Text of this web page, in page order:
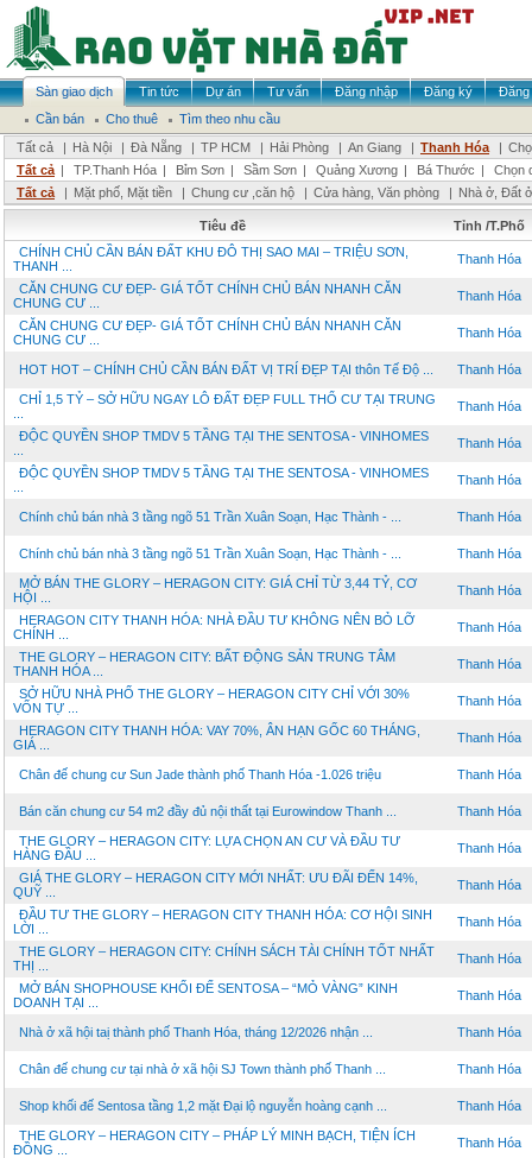
Sàn giao dịch Tin tức Dự án Tư vấn Đăng nhập Đăng ký
Đăng
Cần bán
Cho thuê
Tìm theo nhu cầu
Tất cả
| Hà Nội | Đà Nẵng | TP HCM | Hải Phòng | An Giang | Thanh Hóa |
Tất cả | TP.Thanh Hóa | Bỉm Sơn | Sầm Sơn | Quảng Xương | Bá Thước |
Chọn
Tất cả
| Mặt phố, Mặt tiền | Chung cư ,căn hộ | Cửa hàng, Văn phòng | Nhà ở, Đất ở
Tiêu đề
Tỉnh /T.Phố
CHÍNH CHỦ CẦN BÁN ĐẤT KHU ĐÔ THỊ SAO MAI – TRIỆU SƠN,
THANH ...
Thanh Hóa
CĂN CHUNG CƯ ĐẸP- GIÁ TỐT CHÍNH CHỦ BÁN NHANH CĂN
CHUNG CƯ ...
Thanh Hóa
CĂN CHUNG CƯ ĐẸP- GIÁ TỐT CHÍNH CHỦ BÁN NHANH CĂN
CHUNG CƯ ...
Thanh Hóa
HOT HOT – CHÍNH CHỦ CẦN BÁN ĐẤT VỊ TRÍ ĐẸP TẠI thôn Tế Độ ... Thanh Hóa
CHỈ 1,5 TỶ – SỞ HỮU NGAY LÔ ĐẤT ĐẸP FULL THỔ CƯ TẠI TRUNG
Thanh Hóa
ĐỘC QUYỀN SHOP TMDV 5 TẦNG TẠI THE SENTOSA - VINHOMES
Thanh Hóa
ĐỘC QUYỀN SHOP TMDV 5 TẦNG TẠI THE SENTOSA - VINHOMES
Thanh Hóa
Chính chủ bán nhà 3 tầng ngõ 51 Trần Xuân Soạn, Hạc Thành - ... Thanh Hóa
Chính chủ bán nhà 3 tầng ngõ 51 Trần Xuân Soạn, Hạc Thành - ... Thanh Hóa
MỞ BÁN THE GLORY – HERAGON CITY: GIÁ CHỈ TỪ 3,44 TỶ, CƠ
HỘI ...
Thanh Hóa
HERAGON CITY THANH HÓA: NHÀ ĐẦU TƯ KHÔNG NÊN BỎ LỠ
CHÍNH ...
Thanh Hóa
THE GLORY – HERAGON CITY: BẤT ĐỘNG SẢN TRUNG TÂM
THANH HÓA ...
Thanh Hóa
SỞ HỮU NHÀ PHỐ THE GLORY – HERAGON CITY CHỈ VỚI 30%
VỐN TỰ ...
Thanh Hóa
HERAGON CITY THANH HÓA: VAY 70%, ÂN HẠN GỐC 60 THÁNG,
GIÁ ...
Thanh Hóa
Chân đế chung cư Sun Jade thành phố Thanh Hóa -1.026 triệu Thanh Hóa
Bán căn chung cư 54 m2 đầy đủ nội thất tại Eurowindow Thanh ... Thanh Hóa
THE GLORY – HERAGON CITY: LỰA CHỌN AN CƯ VÀ ĐẦU TƯ
HÀNG ĐẦU ...
Thanh Hóa
GIÁ THE GLORY – HERAGON CITY MỚI NHẤT: ƯU ĐÃI ĐẾN 14%,
QUỸ ...
Thanh Hóa
ĐẦU TƯ THE GLORY – HERAGON CITY THANH HÓA: CƠ HỘI SINH
LỜI ...
Thanh Hóa
THE GLORY – HERAGON CITY: CHÍNH SÁCH TÀI CHÍNH TỐT NHẤT
THỊ ...
Thanh Hóa
MỞ BÁN SHOPHOUSE KHỐI ĐẾ SENTOSA – “MỎ VÀNG” KINH
DOANH TẠI ...
Thanh Hóa
Nhà ở xã hội taị thành phố Thanh Hóa, tháng 12/2026 nhận ... Thanh Hóa
Chân đế chung cư tại nhà ở xã hội SJ Town thành phố Thanh ... Thanh Hóa
Shop khối đế Sentosa tầng 1,2 mặt Đại lộ nguyễn hoàng cạnh ... Thanh Hóa
THE GLORY – HERAGON CITY – PHÁP LÝ MINH BẠCH, TIỆN ÍCH
ĐỒNG ...
Thanh Hóa